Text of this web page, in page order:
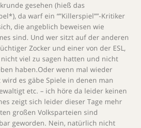
gesehen (hieß das
da warf ein “”Killerspiel””-Kritiker
die angeblich beweisen wie
sind. Und wer sitzt auf der anderen
Zocker und einer von der ESL,
viel zu sagen hatten und nicht
haben.Oder wenn mal wieder
es gäbe Spiele in denen man
etc. – ich höre da leider keinen
zeigt sich leider dieser Tage mehr
großen Volksparteien sind
geworden. Nein, natürlich nicht